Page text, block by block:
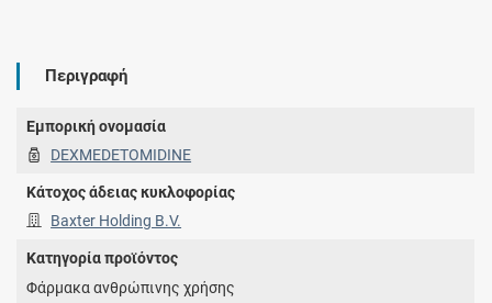
Περιγραφή
Εμπορική ονομασία
DEXMEDETOMIDINE
Κάτοχος άδειας κυκλοφορίας
Baxter Holding B.V.
Κατηγορία προϊόντος
Φάρμακα ανθρώπινης χρήσης